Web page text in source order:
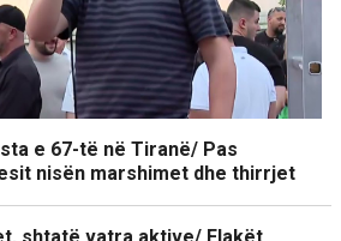
e 67-të në Tiranë/ Pas
nisën marshimet dhe thirrjet